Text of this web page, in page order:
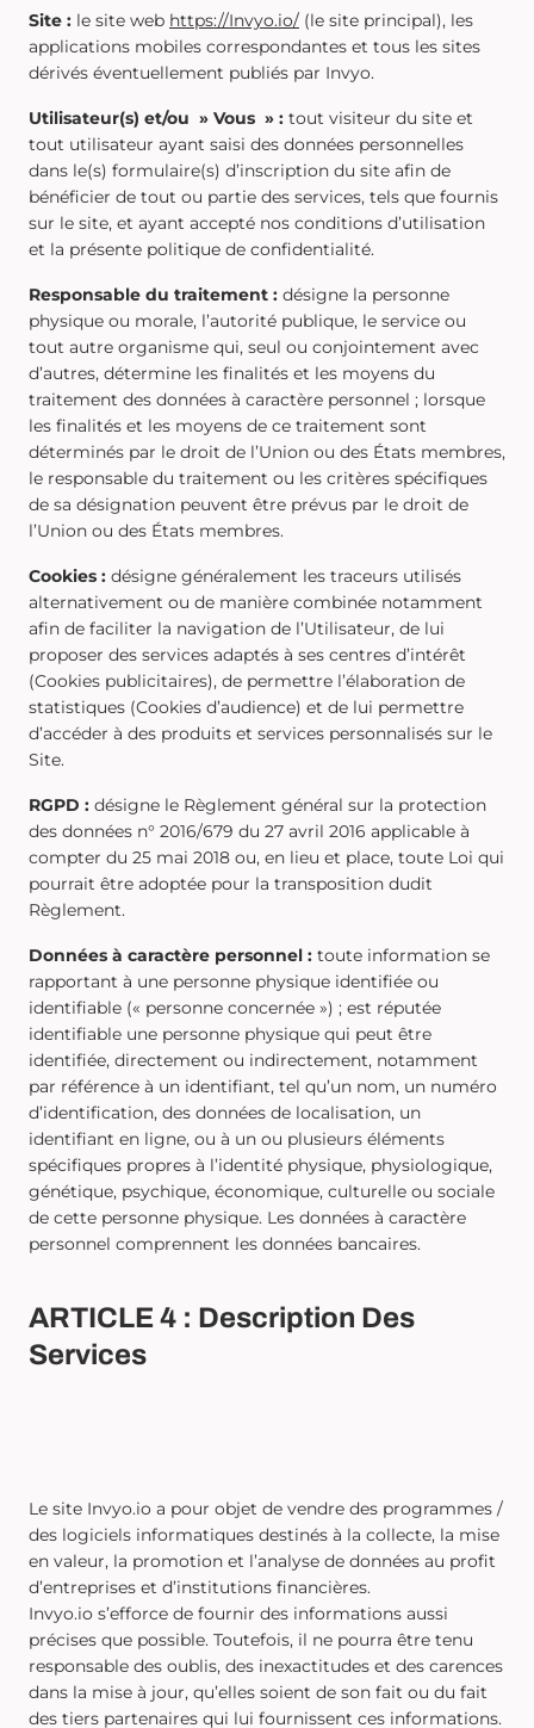
Site : le site web https://Invyo.io/ (le site principal), les
applications mobiles correspondantes et tous les sites
dérivés éventuellement publiés par Invyo.
Utilisateur(s) et/ou » Vous » : tout visiteur du site et
tout utilisateur ayant saisi des données personnelles
dans le(s) formulaire(s) d’inscription du site afin de
bénéficier de tout ou partie des services, tels que fournis
sur le site, et ayant accepté nos conditions d’utilisation
et la présente politique de confidentialité.
Responsable du traitement : désigne la personne
physique ou morale, l’autorité publique, le service ou
tout autre organisme qui, seul ou conjointement avec
d’autres, détermine les finalités et les moyens du
traitement des données à caractère personnel ; lorsque
les finalités et les moyens de ce traitement sont
déterminés par le droit de l’Union ou des États membres,
le responsable du traitement ou les critères spécifiques
de sa désignation peuvent être prévus par le droit de
l’Union ou des États membres.
Cookies : désigne généralement les traceurs utilisés
alternativement ou de manière combinée notamment
afin de faciliter la navigation de l’Utilisateur, de lui
proposer des services adaptés à ses centres d’intérêt
(Cookies publicitaires), de permettre l’élaboration de
statistiques (Cookies d’audience) et de lui permettre
d’accéder à des produits et services personnalisés sur le
Site.
RGPD : désigne le Règlement général sur la protection
des données n° 2016/679 du 27 avril 2016 applicable à
compter du 25 mai 2018 ou, en lieu et place, toute Loi qui
pourrait être adoptée pour la transposition dudit
Règlement.
Données à caractère personnel : toute information se
rapportant à une personne physique identifiée ou
identifiable (« personne concernée ») ; est réputée
identifiable une personne physique qui peut être
identifiée, directement ou indirectement, notamment
par référence à un identifiant, tel qu’un nom, un numéro
d’identification, des données de localisation, un
identifiant en ligne, ou à un ou plusieurs éléments
spécifiques propres à l’identité physique, physiologique,
génétique, psychique, économique, culturelle ou sociale
de cette personne physique. Les données à caractère
personnel comprennent les données bancaires.
ARTICLE 4 : Description Des
Services
Le site Invyo.io a pour objet de vendre des programmes /
des logiciels informatiques destinés à la collecte, la mise
en valeur, la promotion et l’analyse de données au profit
d’entreprises et d’institutions financières.
Invyo.io s’efforce de fournir des informations aussi
précises que possible. Toutefois, il ne pourra être tenu
responsable des oublis, des inexactitudes et des carences
dans la mise à jour, qu’elles soient de son fait ou du fait
des tiers partenaires qui lui fournissent ces informations.